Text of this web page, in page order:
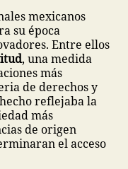
mexicanos
su época
Entre ellos
, una medida
más
de derechos y
reflejaba la
más
de origen
el acceso